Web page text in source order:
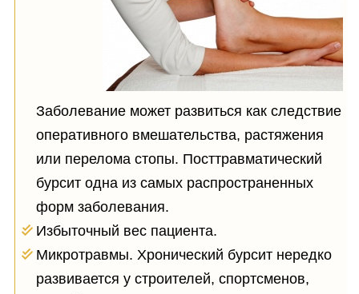
Заболевание может развиться как следствие
оперативного вмешательства, растяжения
или перелома стопы. Посттравматический
бурсит одна из самых распространенных
форм заболевания.
Избыточный вес пациента.
Микротравмы. Хронический бурсит нередко
развивается у строителей, спортсменов,